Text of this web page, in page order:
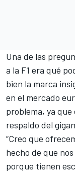
Una de las
a la F1 era qué
bien la marca
en el mercado
problema, ya
respaldo del
“Creo que
hecho de que
porque tienen